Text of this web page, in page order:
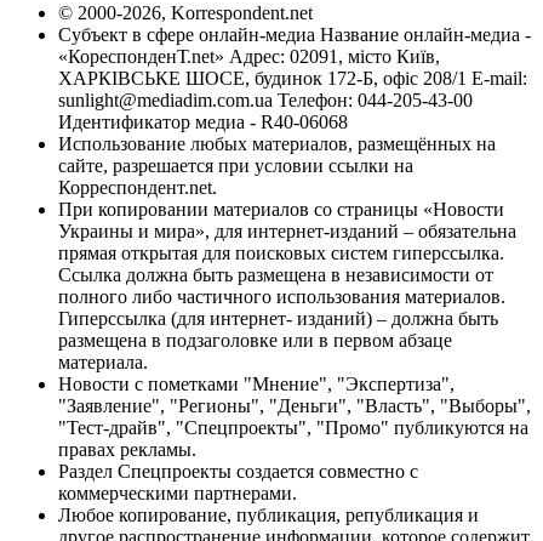
© 2000-2026, Korrespondent.net
Субъект в сфере онлайн-медиа Название онлайн-медиа -
«КореспонденТ.net» Адрес: 02091, місто Київ,
ХАРКІВСЬКЕ ШОСЕ, будинок 172-Б, офіс 208/1 E-mail:
sunlight@mediadim.com.ua Телефон: 044-205-43-00
Идентификатор медиа - R40-06068
Использование любых материалов, размещённых на
сайте, разрешается при условии ссылки на
Корреспондент.net.
При копировании материалов со страницы «Новости
Украины и мира», для интернет-изданий – обязательна
прямая открытая для поисковых систем гиперссылка.
Ссылка должна быть размещена в независимости от
полного либо частичного использования материалов.
Гиперссылка (для интернет- изданий) – должна быть
размещена в подзаголовке или в первом абзаце
материала.
Новости с пометками "Мнение", "Экспертиза",
"Заявление", "Регионы", "Деньги", "Власть", "Выборы",
"Тест-драйв", "Спецпроекты", "Промо" публикуются на
правах рекламы.
Раздел Спецпроекты создается совместно с
коммерческими партнерами.
Любое копирование, публикация, републикация и
другое распространение информации, которое содержит